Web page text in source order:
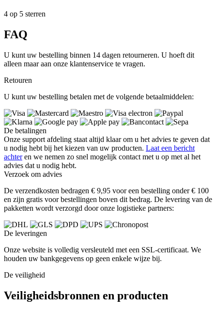
4 op 5 sterren
FAQ
U kunt uw bestelling binnen 14 dagen retourneren. U hoeft dit
alleen maar aan onze klantenservice te vragen.
Retouren
U kunt uw bestelling betalen met de volgende betaalmiddelen:
De betalingen
Onze support afdeling staat altijd klaar om u het advies te geven dat
u nodig hebt bij het kiezen van uw producten. Laat een bericht
achteren we nemen zo snel mogelijk contact met u op met al het
advies dat u nodig hebt.
Verzoek om advies
De verzendkosten bedragen € 9,95 voor een bestelling onder € 100
en zijn gratis voor bestellingen boven dit bedrag. De levering van de
pakketten wordt verzorgd door onze logistieke partners:
De leveringen
Onze website is volledig versleuteld met een SSL-certificaat. We
houden uw bankgegevens op geen enkele wijze bij.
De veiligheid
Veiligheidsbronnen en producten